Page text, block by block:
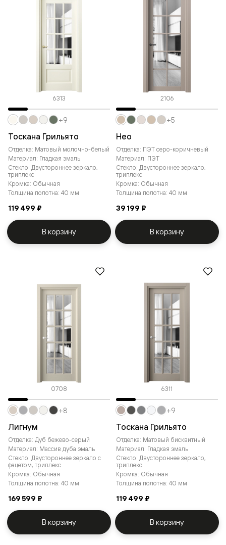
6313
Тоскана Грильято
Отделка: Матовый молочно-белый
Материал: Гладкая эмаль
Стекло: Двустороннее зеркало,
триплекс
Кромка: Обычная
Толщина полотна: 40 мм
119 499 ₽
+9
В корзину
2106
Нео
Отделка: ПЭТ серо-коричневый
Материал: ПЭТ
Стекло: Двустороннее зеркало,
триплекс
Кромка: Обычная
Толщина полотна: 40 мм
39 199 ₽
+5
В корзину
0708
Лигнум
Отделка: Дуб бежево-серый
Материал: Массив дуба эмаль
Стекло: Двустороннее зеркало с
фацетом, триплекс
Кромка: Обычная
Толщина полотна: 40 мм
169 599 ₽
+8
В корзину
6311
Тоскана Грильято
Отделка: Матовый бисквитный
Материал: Гладкая эмаль
Стекло: Двустороннее зеркало,
триплекс
Кромка: Обычная
Толщина полотна: 40 мм
119 499 ₽
+9
В корзину